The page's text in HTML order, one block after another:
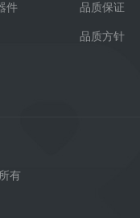
件 品质保证
品质方针
有